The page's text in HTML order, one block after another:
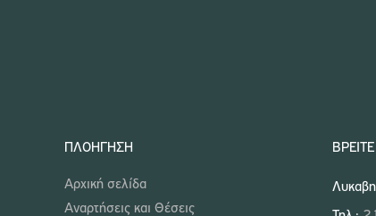
ΠΛΟΉΓΗΣΗ
Αρχική σελίδα
Αναρτήσεις και Θέσεις